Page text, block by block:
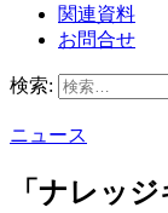
関連資料
お問合せ
検索:
ニュース
「ナレッ